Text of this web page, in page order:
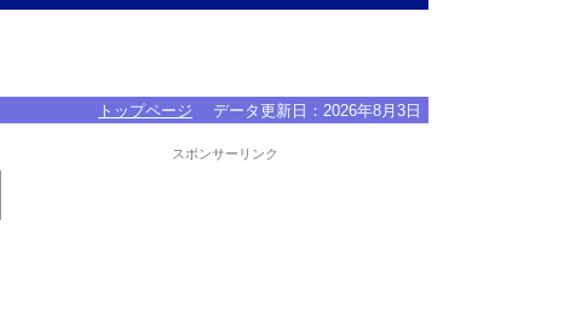
トップページ データ更新日： 2026年8月3日
スポンサーリンク